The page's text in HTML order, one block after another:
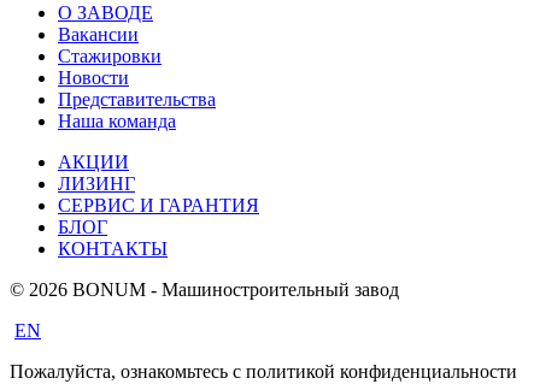
О ЗАВОДЕ
Вакансии
Стажировки
Новости
Представительства
Наша команда
АКЦИИ
ЛИЗИНГ
СЕРВИС И ГАРАНТИЯ
БЛОГ
КОНТАКТЫ
© 2026 BONUM - Машиностроительный завод
EN
Пожалуйста, ознакомьтесь с политикой конфиденциальности